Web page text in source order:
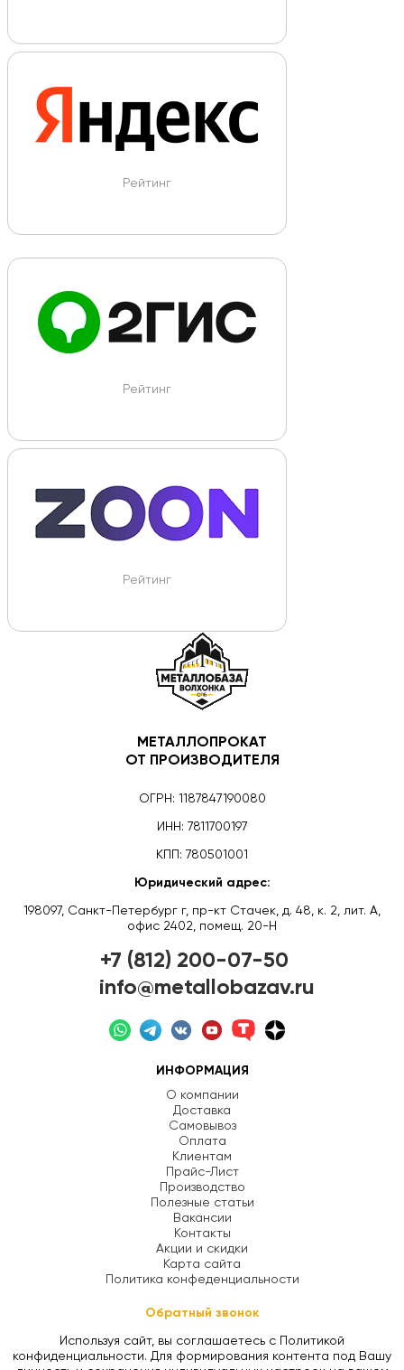
Рейтинг
Рейтинг
Рейтинг
МЕТАЛЛОПРОКАТ
ОТ ПРОИЗВОДИТЕЛЯ
ОГРН: 1187847190080
ИНН: 7811700197
КПП: 780501001
Юридический адрес:
198097, Санкт-Петербург г, пр-кт Стачек, д. 48, к. 2, лит. А,
офис 2402, помещ. 20-Н
+7 (812) 200-07-50
info@metallobazav.ru
ИНФОРМАЦИЯ
О компании
Доставка
Самовывоз
Оплата
Клиентам
Прайс-Лист
Производство
Полезные статьи
Вакансии
Контакты
Акции и скидки
Карта сайта
Политика конфеденциальности
Обратный звонок
Используя сайт, вы соглашаетесь с Политикой
конфиденциальности. Для формирования контента под Вашу